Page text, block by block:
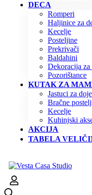
DECA
Romperi
Haljinice za
Kecelje
Posteljine
Prekrivači
Baldahini
Dekoracija za
Pozorištance
KUTAK ZA
Jastuci za
Bračne
Kecelje
Kuhinjski
AKCIJA
TABELA